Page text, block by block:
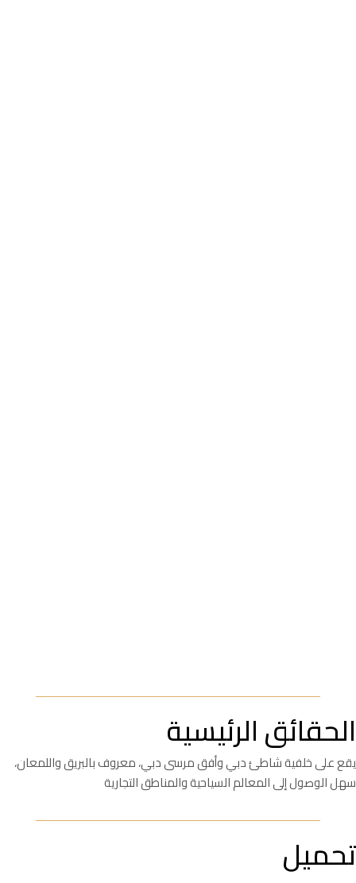
الحقائق الرئيسية
يقع على خلفية شاطئ دبي وأفق مرسى دبي، معروف بالبريق واللمعان،
سهل الوصول إلى المعالم السياحية والمناطق التجارية
تحميل